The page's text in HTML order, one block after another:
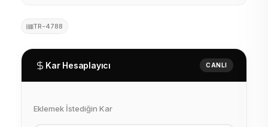
TR-4788
Kar Hesaplayıcı CANLI
Eklemek İstediğin Kar